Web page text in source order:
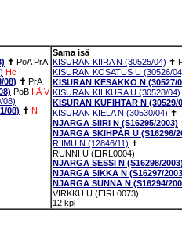
✝ PoA PrA
Hc
08) ✝ PrA
PoB I Ä V
08)
08) ✝ N
Sama isä
KISURAN KIIRA N (30525/04) ✝
KISURAN KOSATUS U (30526/
KISURAN KESAKKO N (30527/
KISURAN KILKURA U (30528/04)
KISURAN KUFIHTAR N (30529/
KISURAN KIELA N (30530/04) ✝
NJARGA SIIRI N (S16295/2003)
NJARGA SKIHPÁR U (S16296/
RIIMU N (12846/11) ✝
RUNNI U (EIRL0004)
NJARGA SESSI N (S16298/
NJARGA SIKKA N (S16297/
NJARGA SUNNA N (S16294/
VIRKKU U (EIRL0073)
12 kpl